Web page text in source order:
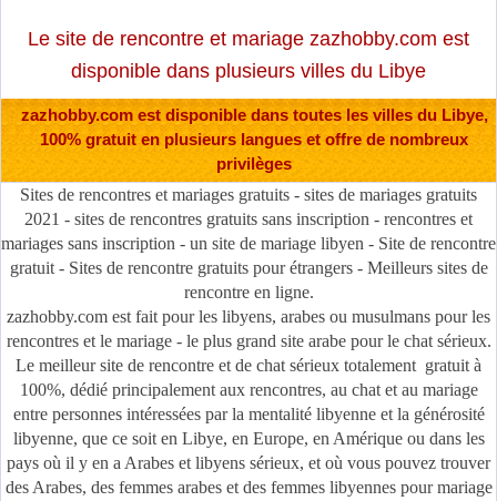
Le site de rencontre et mariage zazhobby.com est
disponible dans plusieurs villes du Libye
zazhobby.com est disponible dans toutes les villes du Libye,
100% gratuit en plusieurs langues et offre de nombreux
privilèges
Sites de rencontres et mariages gratuits - sites de mariages gratuits
2021 - sites de rencontres gratuits sans inscription - rencontres et
mariages sans inscription - un site de mariage libyen - Site de rencontre
gratuit - Sites de rencontre gratuits pour étrangers - Meilleurs sites de
rencontre en ligne.
zazhobby.com est fait pour les libyens, arabes ou musulmans pour les
rencontres et le mariage - le plus grand site arabe pour le chat sérieux.
Le meilleur site de rencontre et de chat sérieux totalement gratuit à
100%, dédié principalement aux rencontres, au chat et au mariage
entre personnes intéressées par la mentalité libyenne et la générosité
libyenne, que ce soit en Libye, en Europe, en Amérique ou dans les
pays où il y en a Arabes et libyens sérieux, et où vous pouvez trouver
des Arabes, des femmes arabes et des femmes libyennes pour mariage